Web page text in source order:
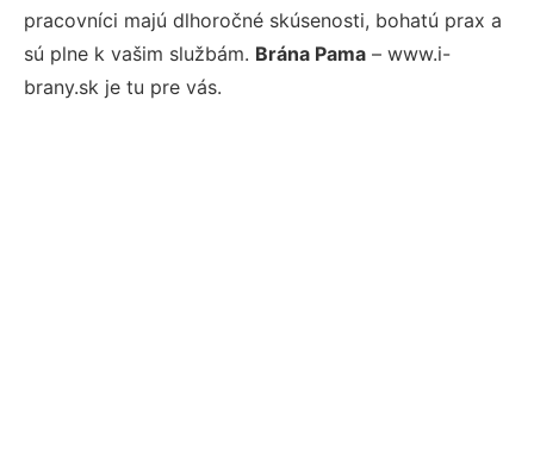
pracovníci majú dlhoročné skúsenosti, bohatú prax a
sú plne k vašim službám. Brána Pama – www.i-
brany.sk je tu pre vás.